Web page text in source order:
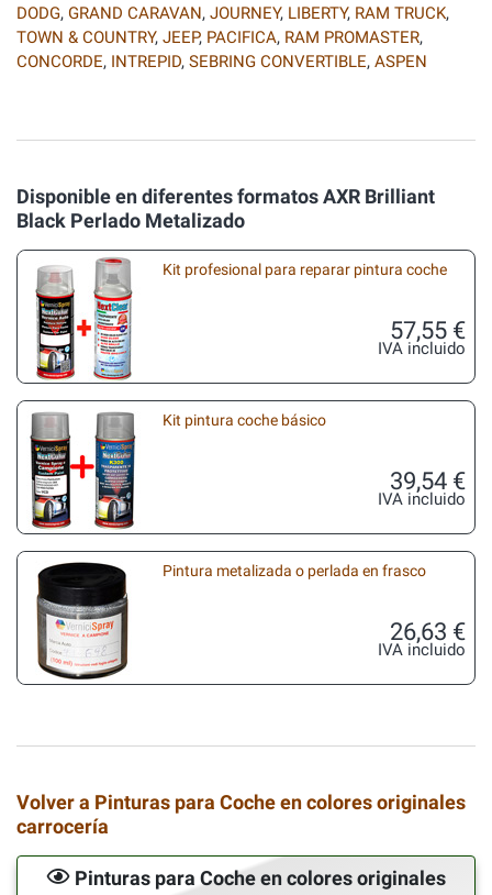
DODG, GRAND CARAVAN, JOURNEY, LIBERTY, RAM TRUCK,
TOWN & COUNTRY, JEEP, PACIFICA, RAM PROMASTER,
CONCORDE, INTREPID, SEBRING CONVERTIBLE, ASPEN
Disponible en diferentes formatos AXR Brilliant
Black Perlado Metalizado
Kit profesional para reparar pintura coche
57,55 €
IVA incluido
Kit pintura coche básico
39,54 €
IVA incluido
Pintura metalizada o perlada en frasco
26,63 €
IVA incluido
Volver a Pinturas para Coche en colores originales
carrocería
Pinturas para Coche en colores originales